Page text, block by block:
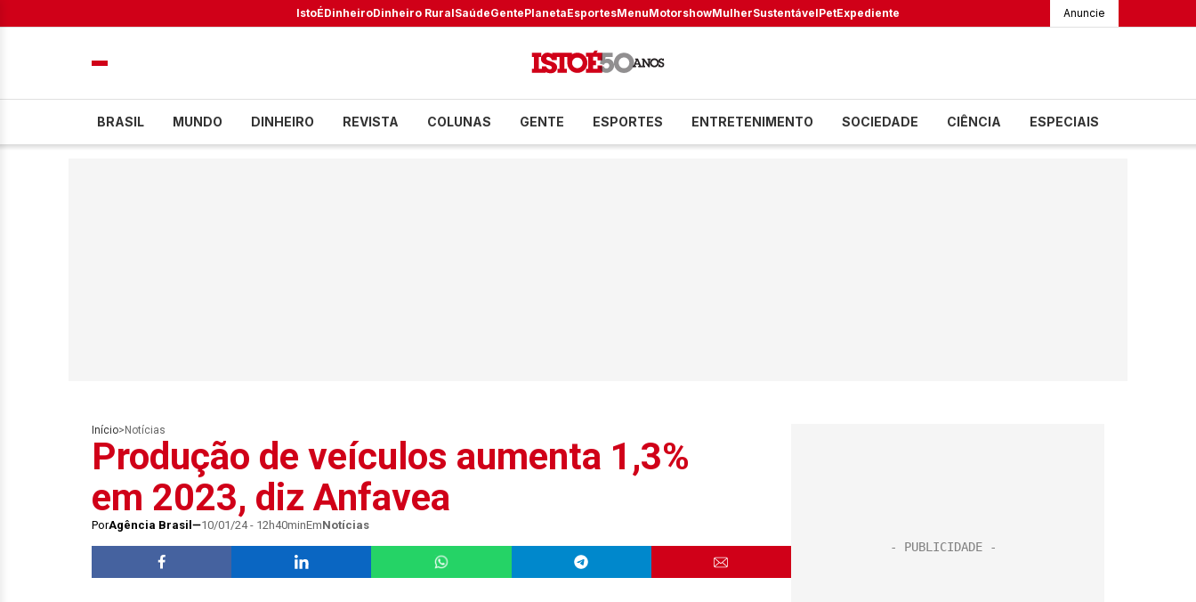
IstoÉDinheiroDinheiro RuralSaúdeGentePlanetaEsportesMenuMotorshowMulherSustentávelPetExpediente Anuncie
BRASIL MUNDO DINHEIRO REVISTA COLUNAS GENTE ESPORTES ENTRETENIMENTO SOCIEDADE CIÊNCIA ESPECIAIS
Início> Notícias
Produção de veículos aumenta 1,3%
em 2023, diz Anfavea
PorAgência Brasil 10/01/24 - 12h40minEmNotícias